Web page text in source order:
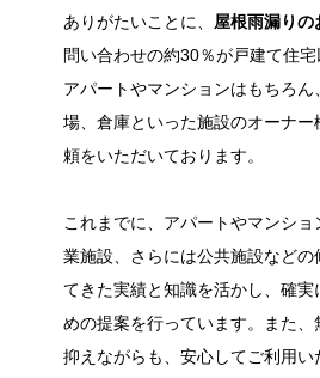
ありがたいことに、 屋根雨漏りの
問い合わせの約30％が戸建て住宅
アパートやマンションはもちろ
場、倉庫といった施設のオーナー
頼をいただいております。
これまでに、アパートやマンシ
業施設、さらには公共施設などの
てきた実績と知識を活かし、確実
めの提案を行っています。また、
抑えながらも、安心してご利用い